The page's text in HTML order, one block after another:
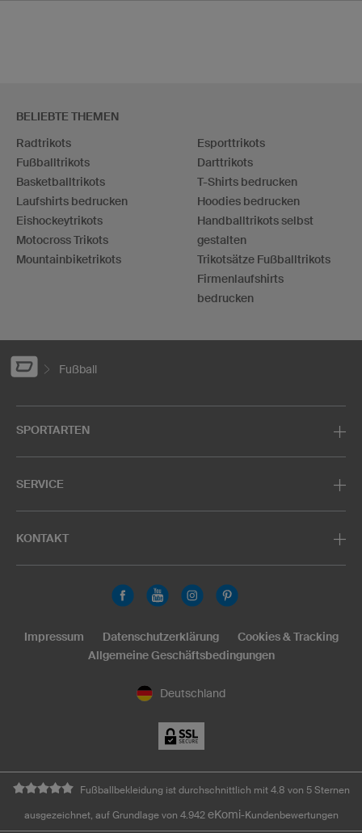
BELIEBTE THEMEN
Radtrikots
Fußballtrikots
Basketballtrikots
Laufshirts bedrucken
Eishockeytrikots
Motocross Trikots
Mountainbiketrikots
Esporttrikots
Darttrikots
T-Shirts bedrucken
Hoodies bedrucken
Handballtrikots selbst
gestalten
Trikotsätze Fußballtrikots
Firmenlaufshirts
bedrucken
Fußball
SPORTARTEN
SERVICE
KONTAKT
Deutschland
Impressum Datenschutzerklärung
Cookies & Tracking
Allgemeine Geschäftsbedingungen
Fußballbekleidung ist durchschnittlich mit 4.8 von 5 Sternen
ausgezeichnet, auf Grundlage von 4.942 eKomi-Kundenbewertungen